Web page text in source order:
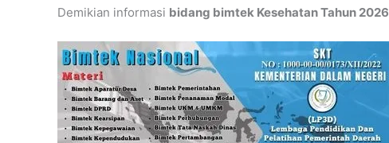
Demikian informasi bidang bimtek Kesehatan Tahun 2026